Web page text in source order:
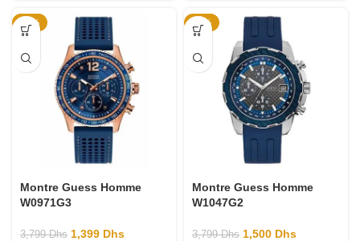
-63%
Montre Guess Homme
W0971G3
3,799Dhs 1,399 Dhs
-61%
Montre Guess Homme
W1047G2
3,799Dhs 1,500 Dhs